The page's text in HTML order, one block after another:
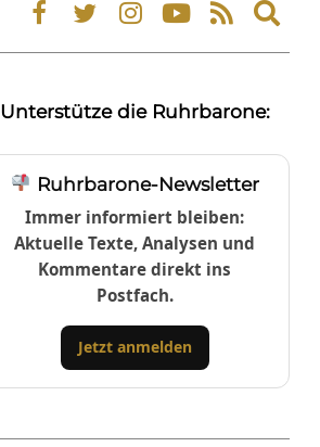
Unterstütze die Ruhrbarone:
Ruhrbarone-Newsletter
Immer informiert bleiben:
Aktuelle Texte, Analysen und
Kommentare direkt ins
Postfach.
Jetzt anmelden